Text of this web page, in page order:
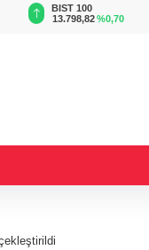
USD
47,5907%0,06